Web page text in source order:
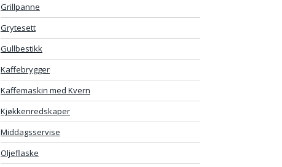
Grillpanne
Grytesett
Gullbestikk
Kaffebrygger
Kaffemaskin med Kvern
Kjøkkenredskaper
Middagsservise
Oljeflaske